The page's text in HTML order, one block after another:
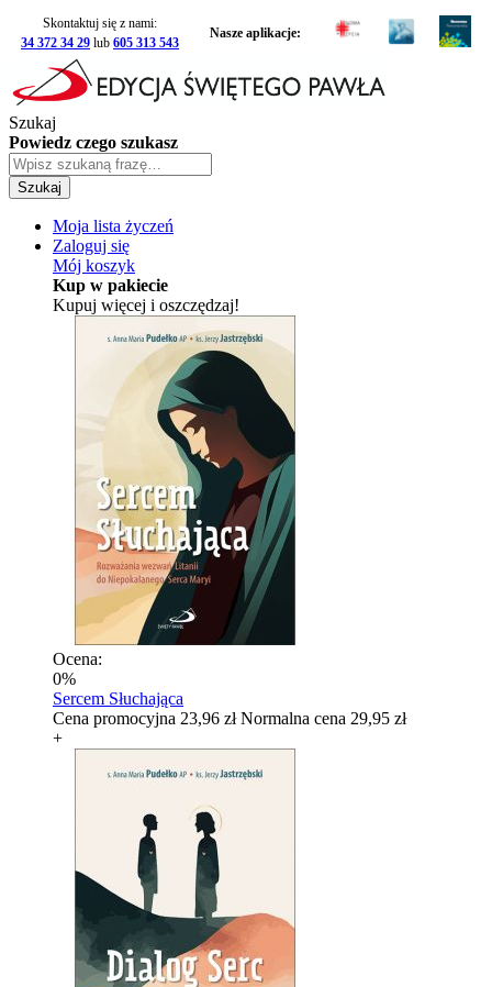
Skontaktuj się z nami:
34 372 34 29 lub 605 313 543
Nasze aplikacje:
Szukaj
Powiedz czego szukasz
Szukaj
Moja lista życzeń
Zaloguj się
Mój koszyk
Kup w pakiecie
Kupuj więcej i oszczędzaj!
Ocena:
0%
Sercem Słuchająca
Cena promocyjna 23,96 zł Normalna cena 29,95 zł
+